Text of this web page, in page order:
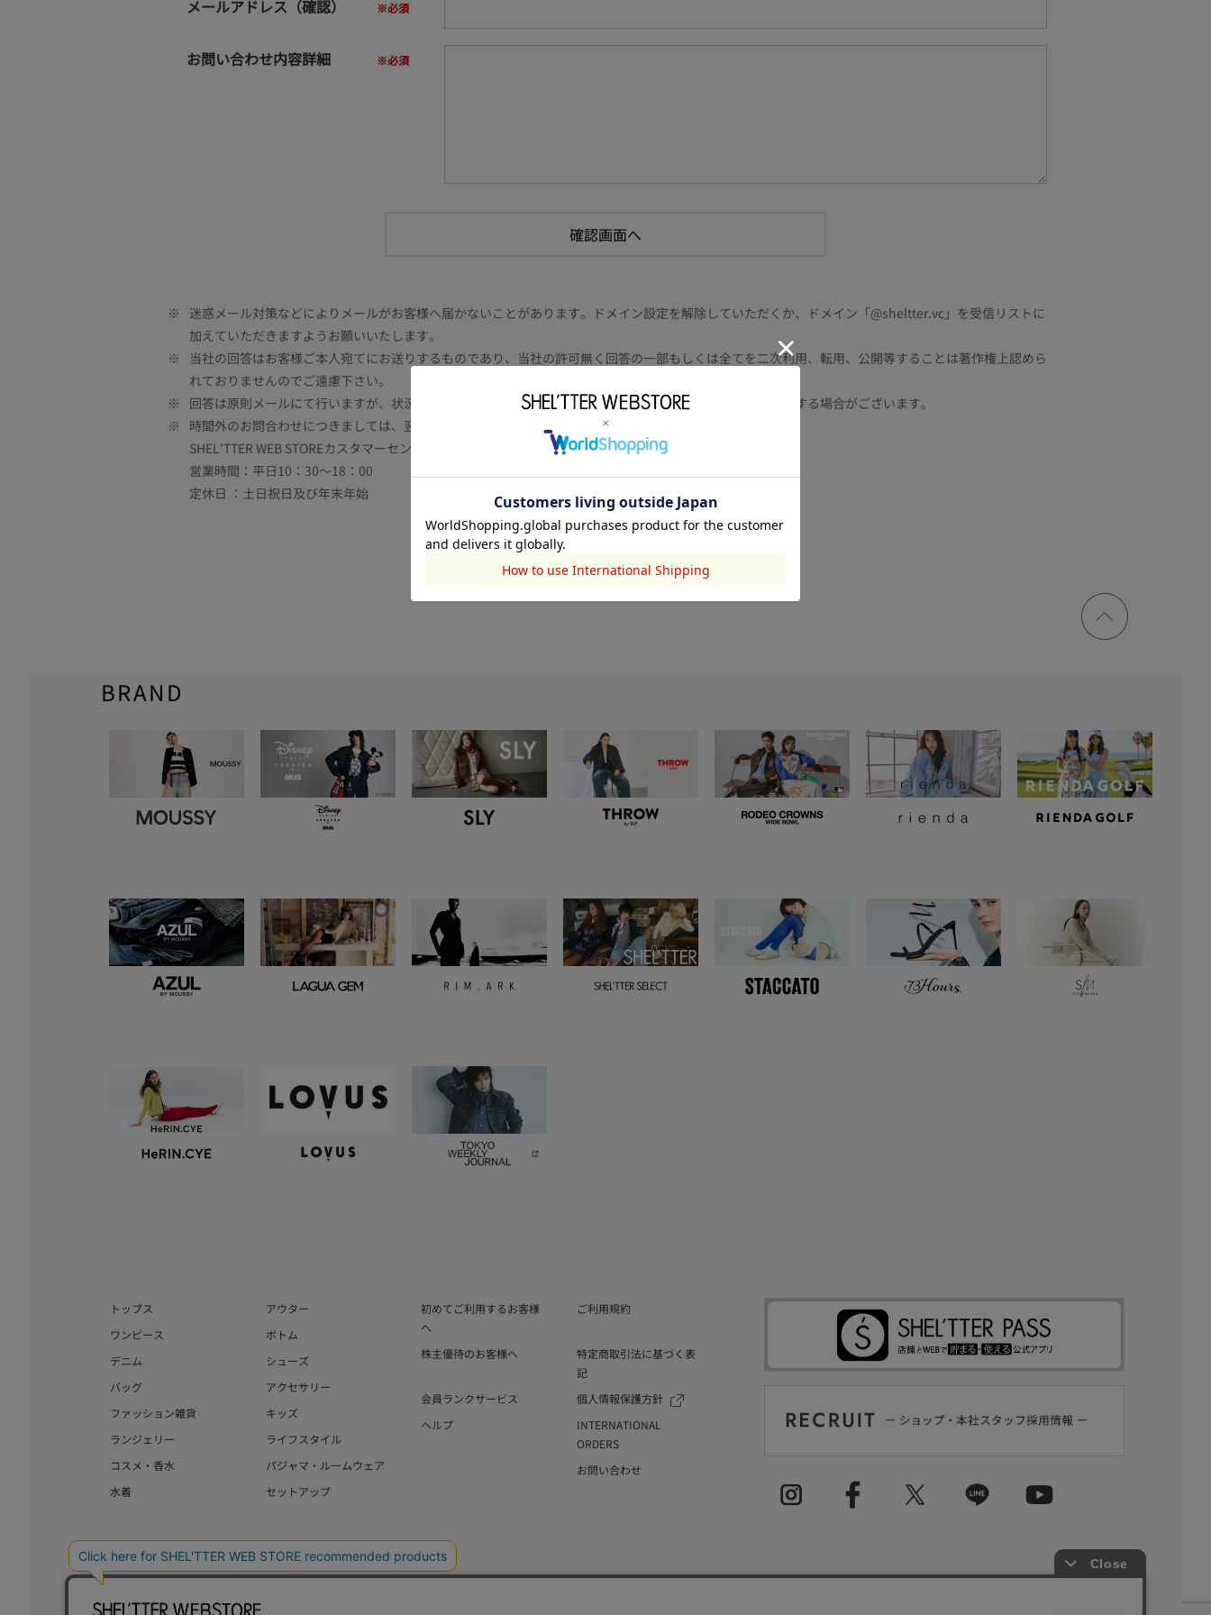
メールアドレス（確認）
お問い合わせ内容詳細
※
迷惑メール対策などによりメールがお客様へ届かないことがあります。ドメイン設定を解除していただくか、ドメイン「@sheltter.vc」を受信リストに
加えていただきますようお願いいたします。
※
当社の回答はお客様ご本人宛てにお送りするものであり、当社の許可無く回答の一部もしくは全てを二次利用、転用、公開等することは著作権上認めら
れておりませんのでご遠慮下さい。
※
回答は原則メールにて行いますが、状況により電話や書面等の場合もございます。また内容により時間を要する場合がございます。
※
時間外のお問合わせにつきましては、翌営業日より順次対応いたします。
SHEL'TTER WEB STOREカスタマーセンター
営業時間：平日10：30～18：00
定休日 ：土日祝日及び年末年始
ページ
トップ
BRAND
トップス
アウター
ワンピース
ボトム
デニム
シューズ
バッグ
アクセサリー
ファッション雑貨
キッズ
ランジェリー
ライフスタイル
コスメ・香水
パジャマ・ルームウェア
水着
セットアップ
初めてご利用するお客様
へ
ご利用規約
株主優待のお客様へ
特定商取引法に基づく表
記
会員ランクサービス
個人情報保護方針
ヘルプ
INTERNATIONAL
ORDERS
お問い合わせ